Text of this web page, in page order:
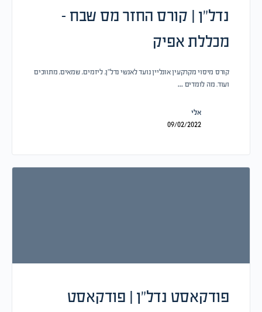
נדל”ן | קורס החזר מס שבח –
מכללת אפיק
קורס מיסוי מקרקעין אונליין נועד לאנשי נדל"ן, ליזמים, שמאים, מתווכים
ועוד. מה לומדים …
אלי
09/02/2022
פודקאסט נדל”ן | פודקאסט